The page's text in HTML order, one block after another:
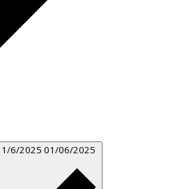
1/6/202501/06/2025